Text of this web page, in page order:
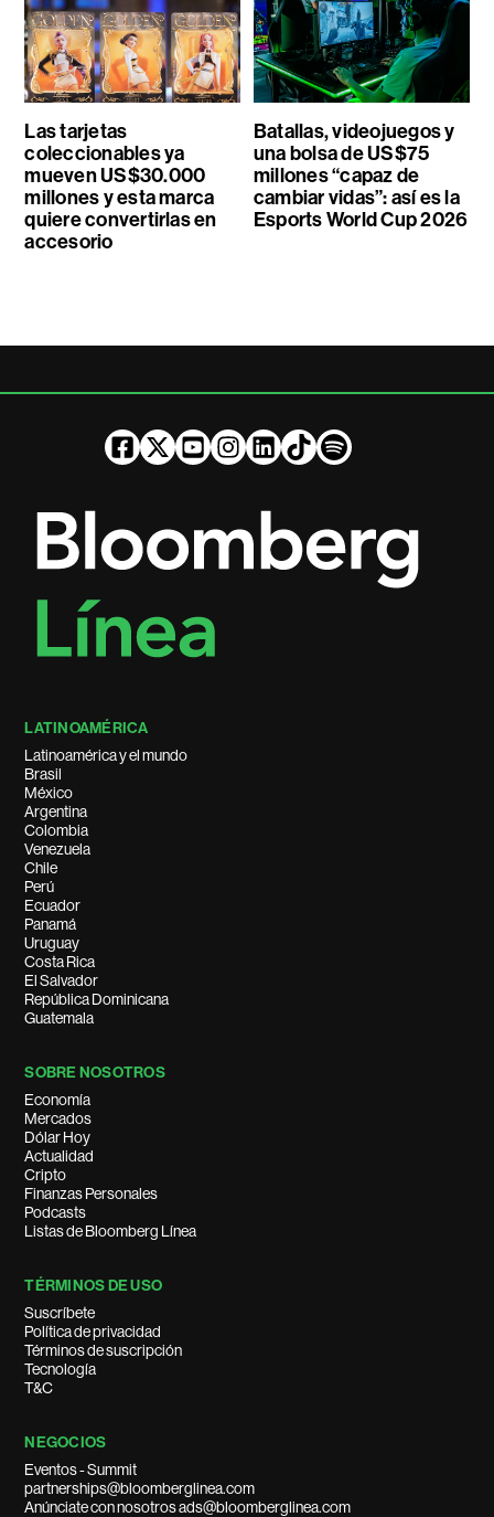
Las tarjetas
coleccionables ya
mueven US$30.000
millones y esta marca
quiere convertirlas en
accesorio
Batallas, videojuegos y
una bolsa de US$75
millones “capaz de
cambiar vidas”: así es la
Esports World Cup 2026
LATINOAMÉRICA
Latinoamérica y el mundo
Brasil
México
Argentina
Colombia
Venezuela
Chile
Perú
Ecuador
Panamá
Uruguay
Costa Rica
El Salvador
República Dominicana
Guatemala
SOBRE NOSOTROS
Economía
Mercados
Dólar Hoy
Actualidad
Cripto
Finanzas Personales
Podcasts
Listas de Bloomberg Línea
TÉRMINOS DE USO
Suscríbete
Política de privacidad
Términos de suscripción
Tecnología
T&C
NEGOCIOS
Eventos - Summit
partnerships@bloomberglinea.com
Anúnciate con nosotros ads@bloomberglinea.com